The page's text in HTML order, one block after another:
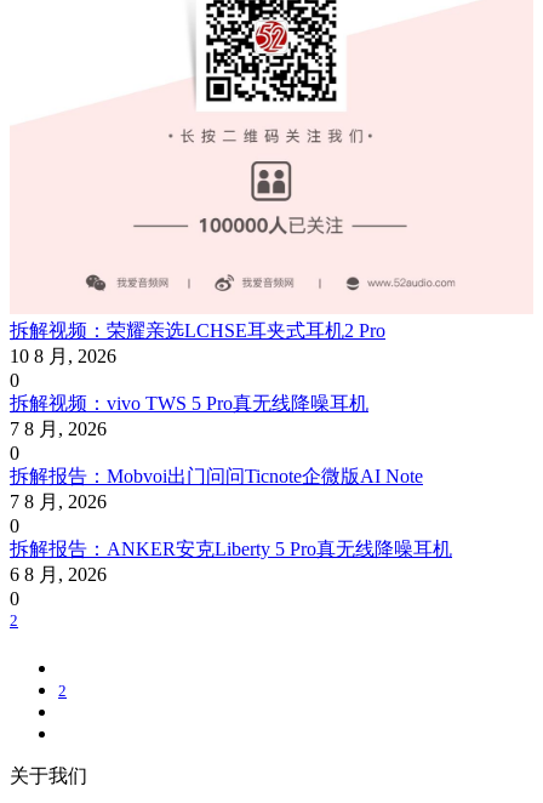
拆解视频：荣耀亲选LCHSE耳夹式耳机2 Pro
10 8 月, 2026
0
拆解视频：vivo TWS 5 Pro真无线降噪耳机
7 8 月, 2026
0
拆解报告：Mobvoi出门问问Ticnote企微版AI Note
7 8 月, 2026
0
拆解报告：ANKER安克Liberty 5 Pro真无线降噪耳机
6 8 月, 2026
0
2
2
关于我们